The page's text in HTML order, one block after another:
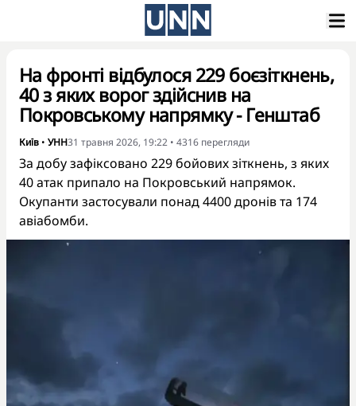
На фронті відбулося 229 боєзіткнень,
40 з яких ворог здійснив на
Покровському напрямку - Генштаб
Київ • УНН31 травня 2026, 19:22 • 4316 перегляди
За добу зафіксовано 229 бойових зіткнень, з яких
40 атак припало на Покровський напрямок.
Окупанти застосували понад 4400 дронів та 174
авіабомби.